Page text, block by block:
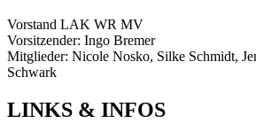
Vorstand LAK WR MV
Vorsitzender: Ingo Bremer
Mitglieder: Nicole Nosko, Silke Schmidt,
Schwark
LINKS & INFOS